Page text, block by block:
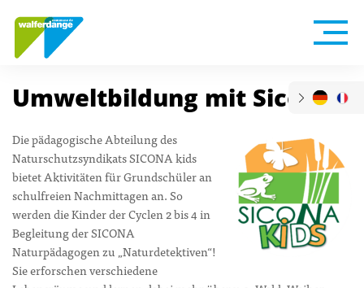
Umweltbildung mit Sicona
Die pädagogische Abteilung des
Naturschutzsyndikats SICONA kids
bietet Aktivitäten für Grundschüler an
schulfreien Nachmittagen an. So
werden die Kinder der Cyclen 2 bis 4 in
Begleitung der SICONA
Naturpädagogen zu „Naturdetektiven“!
Sie erforschen verschiedene